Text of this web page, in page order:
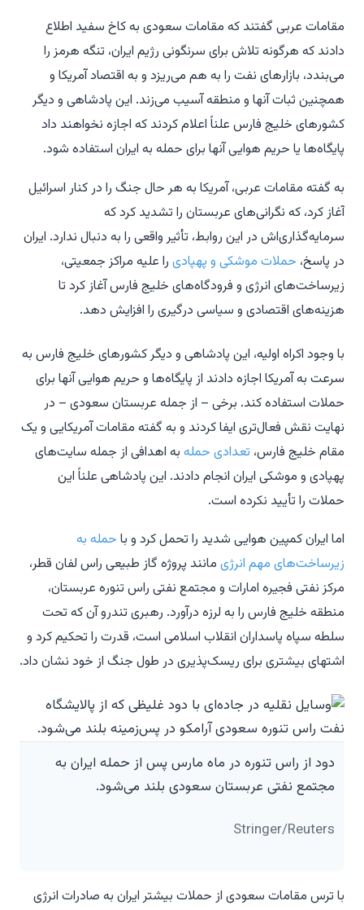
مقامات عربی گفتند که مقامات سعودی به کاخ سفید اطلاع
دادند که هرگونه تلاش برای سرنگونی رژیم ایران، تنگه هرمز را
می‌بندد، بازارهای نفت را به هم می‌ریزد و به اقتصاد آمریکا و
همچنین ثبات آنها و منطقه آسیب می‌زند. این پادشاهی و دیگر
کشورهای خلیج فارس علناً اعلام کردند که اجازه نخواهند داد
پایگاه‌ها یا حریم هوایی آنها برای حمله به ایران استفاده شود.
به گفته مقامات عربی، آمریکا به هر حال جنگ را در کنار اسرائیل
آغاز کرد، که نگرانی‌های عربستان را تشدید کرد که
سرمایه‌گذاری‌اش در این روابط، تأثیر واقعی را به دنبال ندارد. ایران
در پاسخ، حملات موشکی و پهپادی را علیه مراکز جمعیتی،
زیرساخت‌های انرژی و فرودگاه‌های خلیج فارس آغاز کرد تا
هزینه‌های اقتصادی و سیاسی درگیری را افزایش دهد.
با وجود اکراه اولیه، این پادشاهی و دیگر کشورهای خلیج فارس به
سرعت به آمریکا اجازه دادند از پایگاه‌ها و حریم هوایی آنها برای
حملات استفاده کند. برخی – از جمله عربستان سعودی – در
نهایت نقش فعال‌تری ایفا کردند و به گفته مقامات آمریکایی و یک
مقام خلیج فارس، تعدادی حمله به اهدافی از جمله سایت‌های
پهپادی و موشکی ایران انجام دادند. این پادشاهی علناً این
حملات را تأیید نکرده است.
اما ایران کمپین هوایی شدید را تحمل کرد و با حمله به
زیرساخت‌های مهم انرژی مانند پروژه گاز طبیعی راس لفان قطر،
مرکز نفتی فجیره امارات و مجتمع نفتی راس تنوره عربستان،
منطقه خلیج فارس را به لرزه درآورد. رهبری تندرو آن که تحت
سلطه سپاه پاسداران انقلاب اسلامی است، قدرت را تحکیم کرد و
اشتهای بیشتری برای ریسک‌پذیری در طول جنگ از خود نشان داد.
دود از راس تنوره در ماه مارس پس از حمله ایران به
مجتمع نفتی عربستان سعودی بلند می‌شود.
Stringer/Reuters
با ترس مقامات سعودی از حملات بیشتر ایران به صادرات انرژی